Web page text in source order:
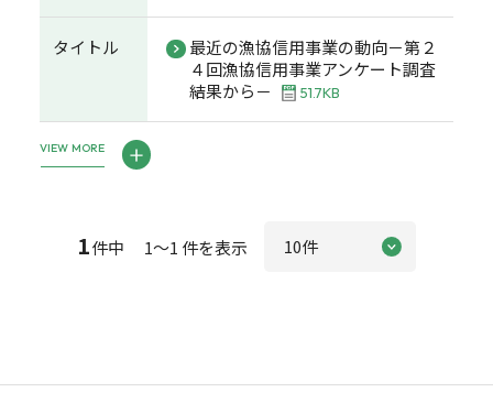
タイトル
最近の漁協信用事業の動向－第２
４回漁協信用事業アンケート調査
結果から－
51.7KB
VIEW MORE
1件中 1～1 件を表示